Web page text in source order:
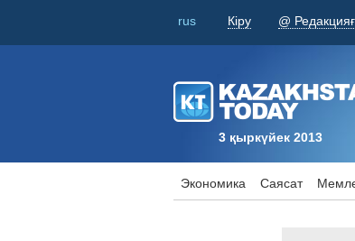
rus Кіру @
3 қыркүйек 2013
Экономика Саясат